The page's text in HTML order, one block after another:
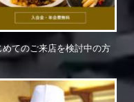
めてのご来店を検討中の方